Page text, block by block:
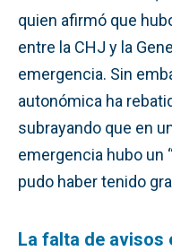
quien afirmó que
entre la CHJ y la
emergencia. Sin
autonómica ha
subrayando que en
emergencia hubo un
pudo haber tenido
La falta de avisos